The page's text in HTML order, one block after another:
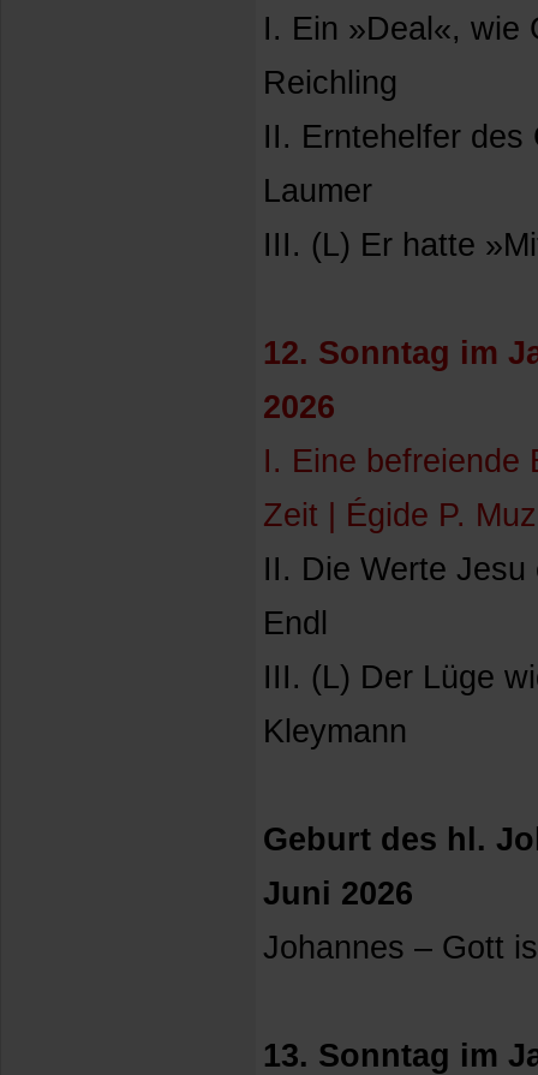
I. Ein »Deal«, wie
Reichling
II. Erntehelfer des
Laumer
III. (L) Er hatte
12. Sonntag im
2026
I. Eine befreiende
Zeit | Égide P.
II. Die Werte
Endl
III. (L) Der Lüge
Kleymann
Geburt des hl.
Juni 2026
Johannes – Gott
13. Sonntag im